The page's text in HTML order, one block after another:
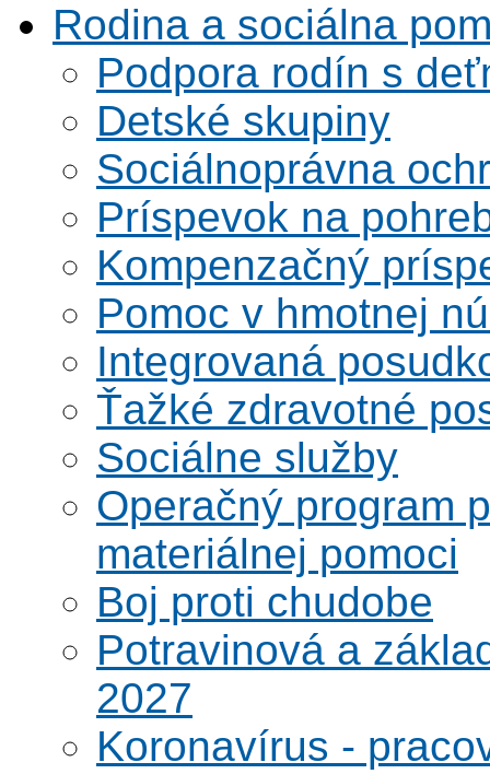
Rodina a sociálna
Podpora rodín s
Detské skupiny
Sociálnoprávna
Príspevok na
Kompenzačný
Pomoc v hmotnej
Integrovaná
Ťažké zdravotné
Sociálne služby
Operačný program
materiálnej pomoci
Boj proti chudobe
Potravinová a
2027
Koronavírus -